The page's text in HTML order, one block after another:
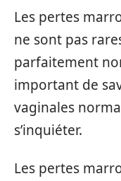
Les pertes
ne sont pas
parfaitement
important de
vaginales
s’inquiéter.
Les pertes